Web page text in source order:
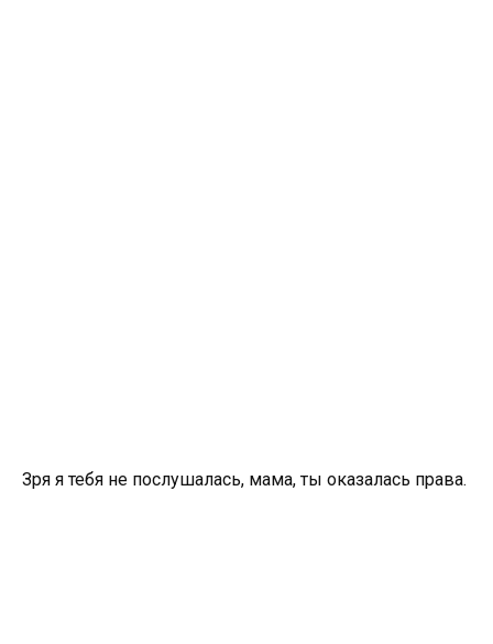
Зря я тебя не послушалась, мама, ты оказалась права.